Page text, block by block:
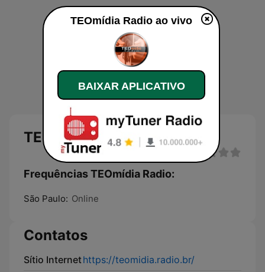
TEOmídia Radio
Frequências TEOmídia Radio:
São Paulo: Online
Contatos
Sítio Internethttps://teomidia.radio.br/
TEOmídia Radio ao vivo
BAIXAR APLICATIVO